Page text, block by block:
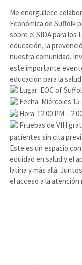
Me enorgullece
Económica de Suffolk
sobre el SIDA para los
educación, la
nuestra comunidad.
este importante
educación para la
Lugar: EOC of
Fecha: Miércoles
Hora: 12:00 PM –
Pruebas de VIH
pacientes sin cita
Este es un espacio
equidad en salud y el
latina y más allá.
el acceso a la atención